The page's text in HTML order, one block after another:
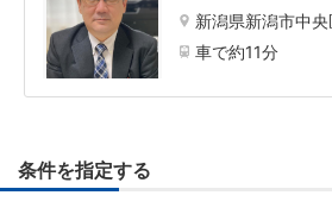
新潟県新潟市中
車で約11分
条件を指定する